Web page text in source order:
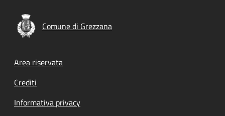
Comune di Grezzana
Footer menu
Area riservata
Crediti
Informativa privacy